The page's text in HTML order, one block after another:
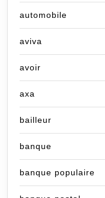
automobile
aviva
avoir
axa
bailleur
banque
banque populaire